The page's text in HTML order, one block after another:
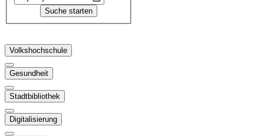
Volkshochschule
Gesundheit
Stadtbibliothek
Digitalisierung